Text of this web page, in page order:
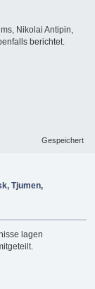
Nikolai Antipin,
berichtet.
Gespeichert
Tjumen,
lagen